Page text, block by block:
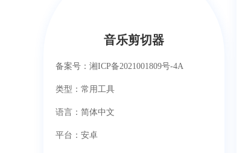
备案号：湘ICP备2021001809号-4A
类型：常用工具
语言：简体中文
平台：安卓
音乐剪切器